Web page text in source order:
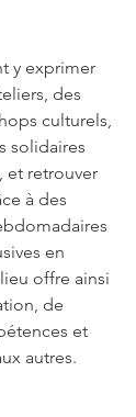
y exprimer
des
culturels,
solidaires
et retrouver
à des
en
offre ainsi
de
et
autres.